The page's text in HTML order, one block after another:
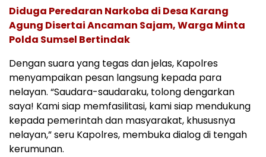
Diduga Peredaran Narkoba di Desa Karang
Agung Disertai Ancaman Sajam, Warga Minta
Polda Sumsel Bertindak
Dengan suara yang tegas dan jelas, Kapolres
menyampaikan pesan langsung kepada para
nelayan. “Saudara-saudaraku, tolong dengarkan
saya! Kami siap memfasilitasi, kami siap mendukung
kepada pemerintah dan masyarakat, khususnya
nelayan,” seru Kapolres, membuka dialog di tengah
kerumunan.